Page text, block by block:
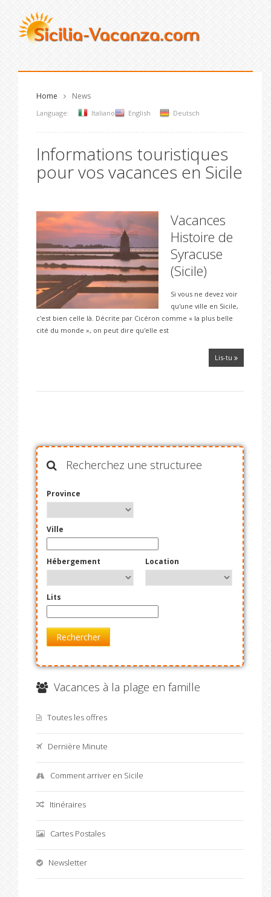
Home News
Language: Italiano English Deutsch
Informations touristiques
pour vos vacances en Sicile
Vacances
Histoire de
Syracuse
(Sicile)
Si vous ne devez voir
qu'une ville en Sicile,
c'est bien celle là. Décrite par Cicéron comme « la plus belle
cité du monde », on peut dire qu'elle est
Lis-tu
Recherchez une structuree
Province
Ville
Hébergement Location
Lits
Rechercher
Vacances à la plage en famille
Toutes les offres
Dernière Minute
Comment arriver en Sicile
Itinéraires
Cartes Postales
Newsletter